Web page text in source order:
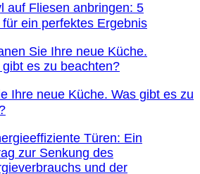
auf Fliesen anbringen: 5
ein perfektes Ergebnis
Ihre neue Küche. Was gibt es zu